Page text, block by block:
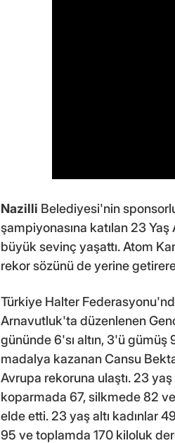
Nazilli Belediyesi'nin
şampiyonasına katılan 23
büyük sevinç yaşattı. Atom
rekor sözünü de yerine
Türkiye Halter
Arnavutluk'ta düzenlenen
gününde 6'sı altın, 3'ü gümüş
madalya kazanan Cansu
Avrupa rekoruna ulaştı. 23
koparmada 67, silkmede 82
elde etti. 23 yaş altı kadınlar
95 ve toplamda 170 kiloluk